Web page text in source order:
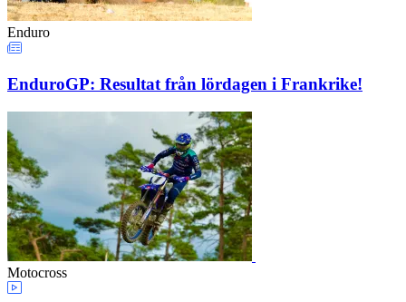
Enduro
EnduroGP: Resultat från lördagen i Frankrike!
Motocross